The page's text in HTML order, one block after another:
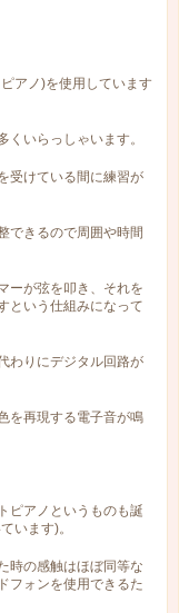
アノ)を使用しています
いらっしゃいます。
受けている間に練習が
できるので周囲や時間
ーが弦を叩き、それを
という仕組みになって
わりにデジタル回路が
を再現する電子音が鳴
ピアノというものも誕
います)。
時の感触はほぼ同等な
フォンを使用できるた